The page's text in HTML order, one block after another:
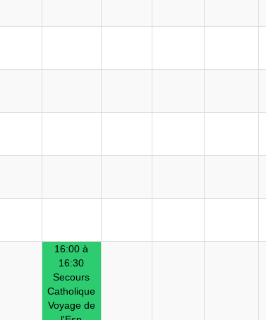
16:00 à
16:30
Secours
Catholique
Voyage de